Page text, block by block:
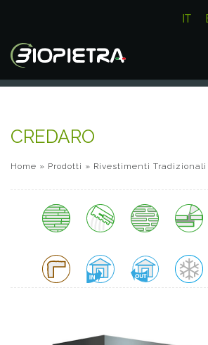
IT
CREDARO
Home » Prodotti » Rivestimenti